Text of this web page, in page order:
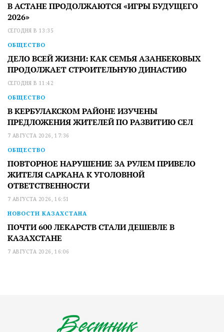
В АСТАНЕ ПРОДОЛЖАЮТСЯ «ИГРЫ БУДУЩЕГО
2026»
СЕГОДНЯ В 13:35
ОБЩЕСТВО
ДЕЛО ВСЕЙ ЖИЗНИ: КАК СЕМЬЯ АЗАНБЕКОВЫХ
ПРОДОЛЖАЕТ СТРОИТЕЛЬНУЮ ДИНАСТИЮ
СЕГОДНЯ В 11:42
ОБЩЕСТВО
В КЕРБУЛАКСКОМ РАЙОНЕ ИЗУЧЕНЫ
ПРЕДЛОЖЕНИЯ ЖИТЕЛЕЙ ПО РАЗВИТИЮ СЕЛ
7 АВГУСТА 2026, 17:36
ОБЩЕСТВО
ПОВТОРНОЕ НАРУШЕНИЕ ЗА РУЛЕМ ПРИВЕЛО
ЖИТЕЛЯ САРКАНА К УГОЛОВНОЙ
ОТВЕТСТВЕННОСТИ
7 АВГУСТА 2026, 16:51
НОВОСТИ КАЗАХСТАНА
ПОЧТИ 600 ЛЕКАРСТВ СТАЛИ ДЕШЕВЛЕ В
КАЗАХСТАНЕ
7 АВГУСТА 2026, 16:06